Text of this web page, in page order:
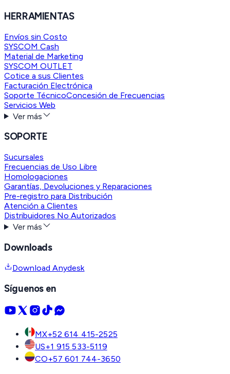
HERRAMIENTAS
Envíos sin Costo
SYSCOM Cash
Material de Marketing
SYSCOM OUTLET
Cotice a sus Clientes
Facturación Electrónica
Soporte TécnicoConcesión de Frecuencias
Servicios Web
Ver más
SOPORTE
Sucursales
Frecuencias de Uso Libre
Homologaciones
Garantías, Devoluciones y Reparaciones
Pre-registro para Distribución
Atención a Clientes
Distribuidores No Autorizados
Ver más
Downloads
Download Anydesk
Síguenos en
MX+52 614 415-2525
US+1 915 533-5119
CO+57 601 744-3650